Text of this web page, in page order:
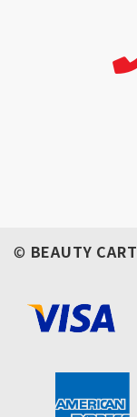
© BEAUTY CART